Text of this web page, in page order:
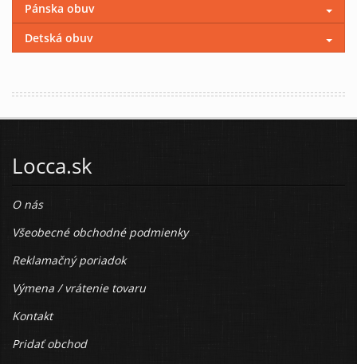
Pánska obuv
Detská obuv
Locca.sk
O nás
Všeobecné obchodné podmienky
Reklamačný poriadok
Výmena / vrátenie tovaru
Kontakt
Pridať obchod